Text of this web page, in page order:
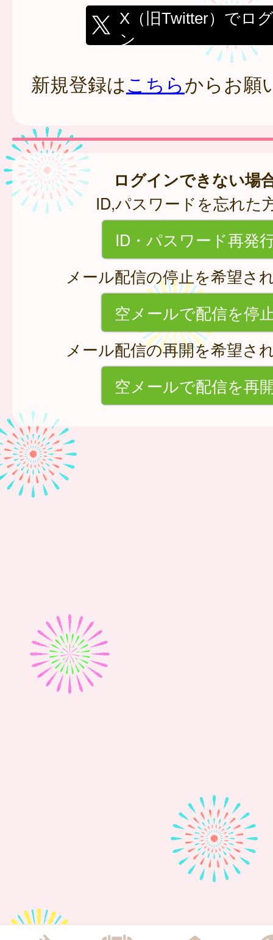
X（旧Twitter）でロ
ン
新規登録はこちらからお願
ログインできない場
ID,パスワードを忘れた
ID・パスワード再発
メール配信の停止を希望さ
空メールで配信を停
メール配信の再開を希望さ
空メールで配信を再